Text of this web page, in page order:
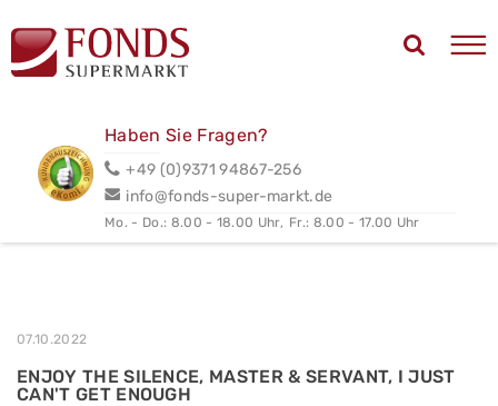
Haben Sie Fragen?
+49 (0)9371 94867-256
info@fonds-super-markt.de
Mo. - Do.: 8.00 - 18.00 Uhr, Fr.: 8.00 - 17.00 Uhr
07.10.2022
ENJOY THE SILENCE, MASTER & SERVANT, I JUST
CAN'T GET ENOUGH